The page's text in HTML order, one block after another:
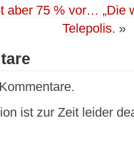
aber 75 % vor… „Die
Telepolis. »
ist zur Zeit leider